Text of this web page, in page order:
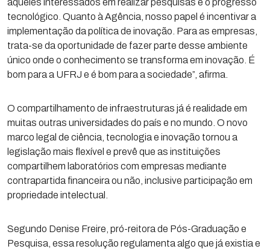
aqueles interessados em realizar pesquisas e o progresso
tecnológico. Quanto à Agência, nosso papel é incentivar a
implementação da política de inovação. Para as empresas,
trata-se da oportunidade de fazer parte desse ambiente
único onde o conhecimento se transforma em inovação. É
bom para a UFRJ e é bom para a sociedade”, afirma.
O compartilhamento de infraestruturas já é realidade em
muitas outras universidades do país e no mundo. O novo
marco legal de ciência, tecnologia e inovação tornou a
legislação mais flexível e prevê que as instituições
compartilhem laboratórios com empresas mediante
contrapartida financeira ou não, inclusive participação em
propriedade intelectual.
Segundo Denise Freire, pró-reitora de Pós-Graduação e
Pesquisa, essa resolução regulamenta algo que já existia e